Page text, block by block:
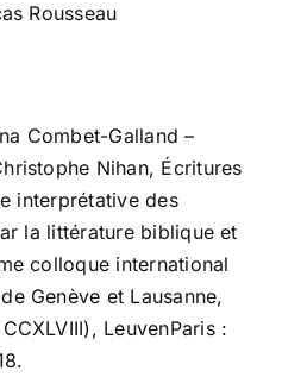
Rousseau
Combet-Galland –
Nihan, Écritures
interprétative des
la littérature biblique et
colloque international
Genève et Lausanne,
LeuvenParis :